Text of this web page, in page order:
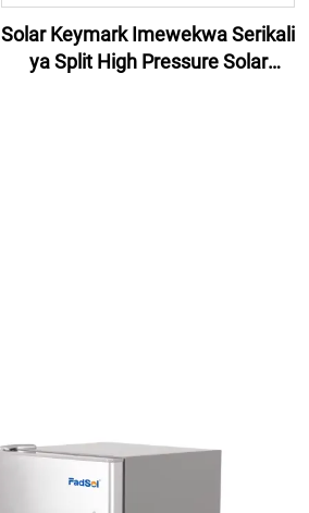
Solar Keymark Imewekwa Serikali
ya Split High Pressure Solar